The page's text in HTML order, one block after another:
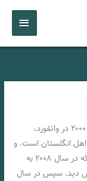
اصلی
ناتان آکه، با نام کامل ناتان بنتلی آکه در ۱۸ دسامبر ۲۰۰۰ در واتفورد،
انگلستان است. و
در موقعیت مهاجم به خوبی شناخته می‌شود.ناتان آکه در سال ۲۰۰۸ به
پیوست و در آنجا تا سال ۲۰۱۵ آموزش دید. سپس در سال